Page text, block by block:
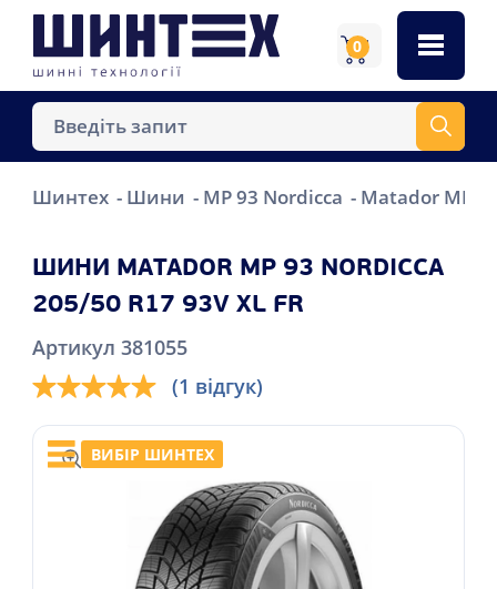
0
Шинтех Шини MP 93 Nordicca Matador MP
ШИНИ MATADOR MP 93 NORDICCA
205/50 R17 93V XL FR
Артикул 381055
(1 відгук)
ВИБІР ШИНТЕХ